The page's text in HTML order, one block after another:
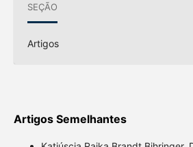
SEÇÃO
Artigos
Artigos Semelhantes